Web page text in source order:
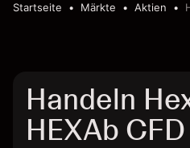
Startseite Märkte Aktien
Handeln
HEXAb CFD